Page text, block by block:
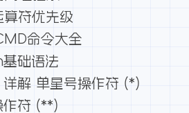
符优先级
命令大全
础语法
详解 单星号操作符 (*)
作符 (**)